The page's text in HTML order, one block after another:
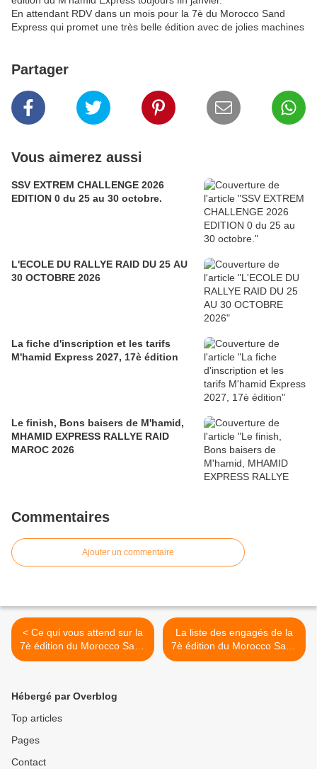
En attendant RDV dans un mois pour la 7è du Morocco Sand
Express qui promet une très belle édition avec de jolies machines
Partager
Vous aimerez aussi
SSV EXTREM CHALLENGE 2026
EDITION 0 du 25 au 30 octobre.
L'ECOLE DU RALLYE RAID DU 25 AU
30 OCTOBRE 2026
La fiche d'inscription et les tarifs
M'hamid Express 2027, 17è édition
Le finish, Bons baisers de M'hamid,
MHAMID EXPRESS RALLYE RAID
MAROC 2026
Commentaires
Ajouter un commentaire
< Ce qui vous attend sur la
7è édition du Morocco Sand
Express du 05 au 10 mai
La liste des engagés de la
7è édition du Morocco Sand
Express et derniers
Hébergé par Overblog
Top articles
Pages
Contact